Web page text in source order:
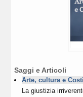
Saggi e Articoli
Arte, cultura e
La giustizia